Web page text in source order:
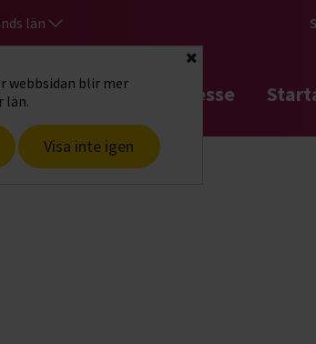
län
webbsidan blir mer
län.
Visa inte igen
Stäng
startsidaHitta intresse